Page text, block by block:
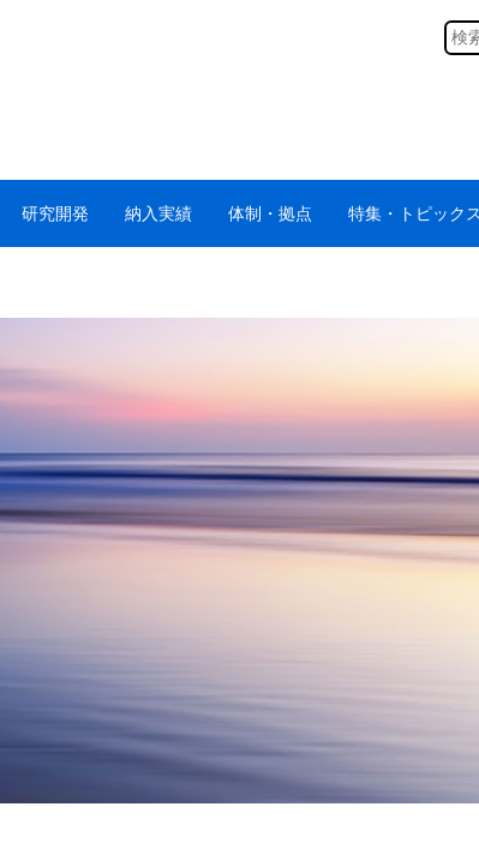
研究開発 納入実績 体制・拠点 特集・トピックス